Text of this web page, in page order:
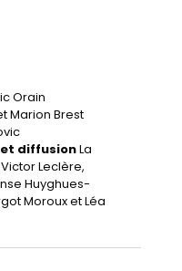
Orain
Marion Brest
diffusionLa
Leclère,
Huyghues-
Moroux et Léa